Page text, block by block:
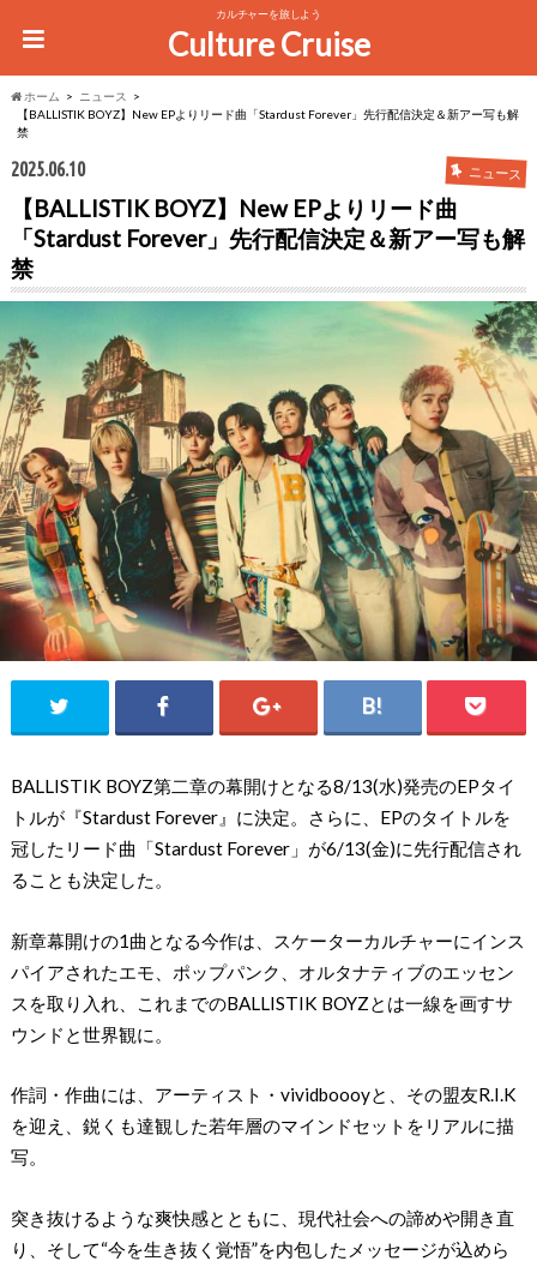
カルチャーを旅しよう
Culture Cruise
ホーム
ニュース
【BALLISTIK BOYZ】New EPよりリード曲「Stardust Forever」先行配信決定＆新アー写も解
禁
2025.06.10 ニュース
【BALLISTIK BOYZ】New EPよりリード曲
「Stardust Forever」先行配信決定＆新アー写も解
禁
BALLISTIK BOYZ第二章の幕開けとなる8/13(水)発売のEPタイ
トルが『Stardust Forever』に決定。さらに、EPのタイトルを
冠したリード曲「Stardust Forever」が6/13(金)に先行配信され
ることも決定した。
新章幕開けの1曲となる今作は、スケーターカルチャーにインス
パイアされたエモ、ポップパンク、オルタナティブのエッセン
スを取り入れ、これまでのBALLISTIK BOYZとは一線を画すサ
ウンドと世界観に。
作詞・作曲には、アーティスト・vividboooyと、その盟友R.I.K
を迎え、鋭くも達観した若年層のマインドセットをリアルに描
写。
突き抜けるような爽快感とともに、現代社会への諦めや開き直
り、そして“今を生き抜く覚悟”を内包したメッセージが込めら